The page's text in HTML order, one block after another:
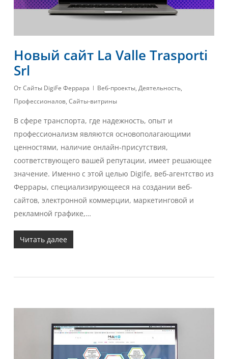
Новый сайт La Valle Trasporti
Srl
ОтСайты DigiFe Феррара Веб-проекты, Деятельность,
Профессионалов, Сайты-витрины
В сфере транспорта, где надежность, опыт и
профессионализм являются основополагающими
ценностями, наличие онлайн-присутствия,
соответствующего вашей репутации, имеет решающее
значение. Именно с этой целью Digife, веб-агентство из
Феррары, специализирующееся на создании веб-
сайтов, электронной коммерции, маркетинговой и
рекламной графике,…
Читать далее